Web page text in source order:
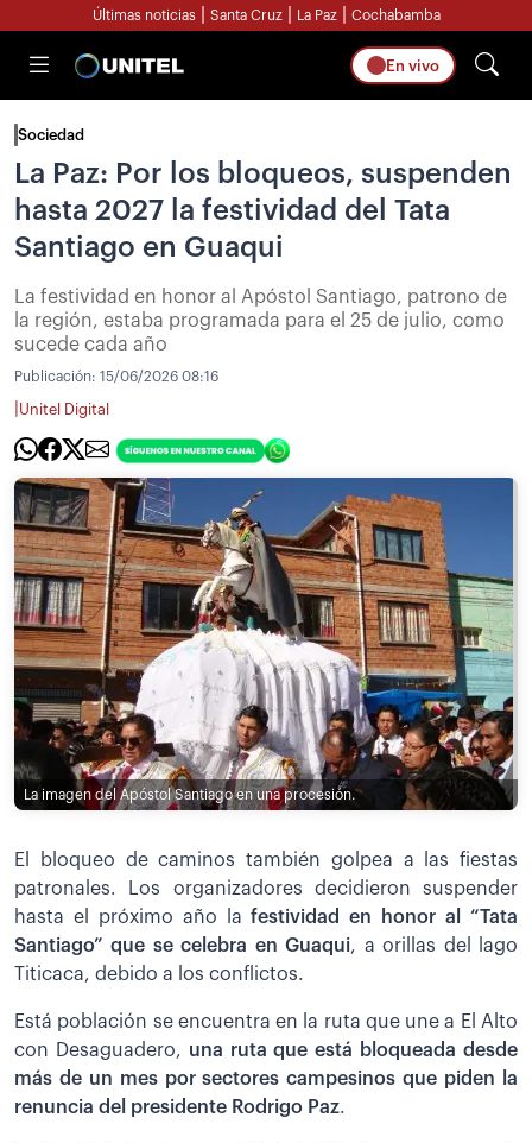
Últimas noticias Santa Cruz La Paz Cochabamba
En vivo
Sociedad
La Paz: Por los bloqueos, suspenden
hasta 2027 la festividad del Tata
Santiago en Guaqui
La festividad en honor al Apóstol Santiago, patrono de
la región, estaba programada para el 25 de julio, como
sucede cada año
Publicación: 15/06/2026 08:16
Unitel Digital
La imagen del Apóstol Santiago en una procesión.
El bloqueo de caminos también golpea a las fiestas
patronales. Los organizadores decidieron suspender
hasta el próximo año lafestividad en honor al “Tata
Santiago” que se celebra en Guaqui, a orillas del lago
Titicaca, debido a los conflictos.
Está población se encuentra en la ruta que une a El Alto
con Desaguadero, una ruta que está bloqueada desde
más de un mes por sectores campesinos que piden la
renuncia del presidente Rodrigo Paz.